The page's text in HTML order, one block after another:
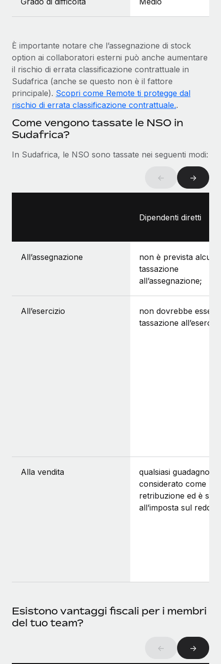
È importante notare che l’assegnazione di stock
option ai collaboratori esterni può anche aumentare
il rischio di errata classificazione contrattuale in
Sudafrica (anche se questo non è il fattore
principale). Scopri come Remote ti protegge dal
rischio di errata classificazione contrattuale..
Come vengono tassate le NSO in
Sudafrica?
In Sudafrica, le NSO sono tassate nei seguenti modi:
← →
Dipendenti diretti
All’assegnazione
non è prevista alcuna
tassazione
all’assegnazione;
All’esercizio
non dovrebbe esserci
tassazione
Alla vendita
qualsiasi guadagno è
considerato come
retribuzione ed è
all’imposta sul
Esistono vantaggi fiscali per i membri
del tuo team?
← →